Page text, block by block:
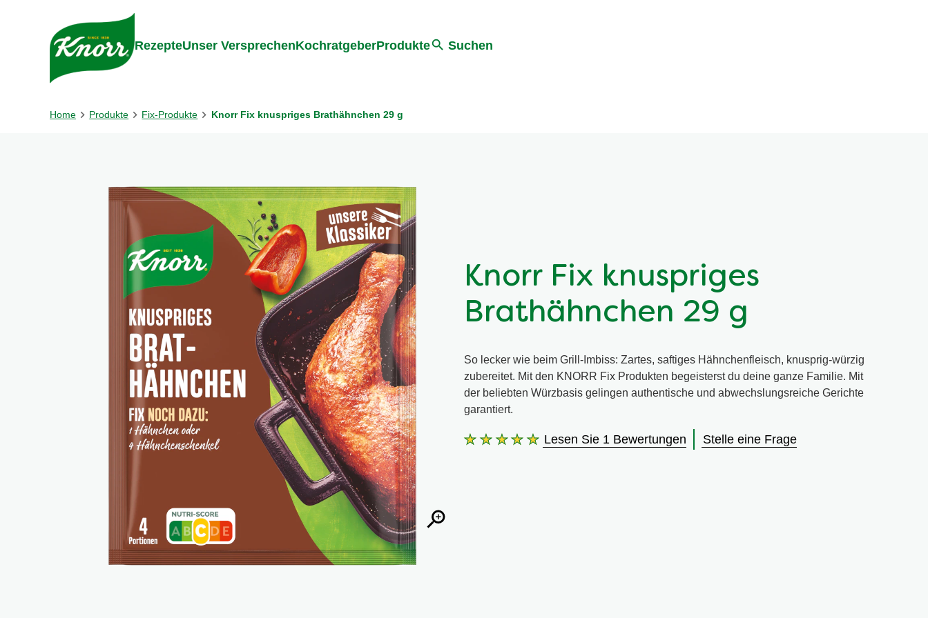
Gehe zu:
RezepteUnser VersprechenKochratgeberProdukte Suchen
Home Produkte Fix-Produkte Knorr Fix knuspriges Brathähnchen 29 g
Knorr Fix knuspriges
Brathähnchen 29 g
So lecker wie beim Grill-Imbiss: Zartes, saftiges Hähnchenfleisch, knusprig-würzig
zubereitet. Mit den KNORR Fix Produkten begeisterst du deine ganze Familie. Mit
der beliebten Würzbasis gelingen authentische und abwechslungsreiche Gerichte
garantiert.
Die
Lesen Sie 1 Bewertungen Stelle eine Frage